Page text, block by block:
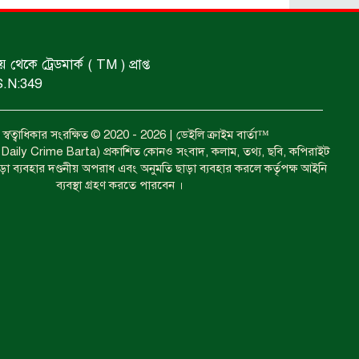
শিশুদের ফিরতে হবে খেলার মাঠে : ক্রীড়া
প্রতিমন্ত্রী।
ট্রেডমার্ক ( TM ) প্রাপ্ত
স্বত্বাধিকার সংরক্ষিত © 2020 - 2026 | ডেইলি ক্রাইম বার্তা™
( Daily Crime Barta) প্রকাশিত কোনও সংবাদ, কলাম, তথ্য, ছবি, কপিরাইট
ব্যবহার দণ্ডনীয় অপরাধ এবং অনুমতি ছাড়া ব্যবহার করলে কর্তৃপক্ষ আইনি
ব্যবস্থা গ্রহণ করতে পারবেন ।